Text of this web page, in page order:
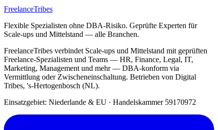
FreelanceTribes
Flexible Spezialisten ohne DBA-Risiko. Geprüfte Experten für
Scale-ups und Mittelstand — alle Branchen.
FreelanceTribes verbindet Scale-ups und Mittelstand mit geprüften
Freelance-Spezialisten und Teams — HR, Finance, Legal, IT,
Marketing, Management und mehr — DBA-konform via
Vermittlung oder Zwischeneinschaltung. Betrieben von Digital
Tribes, 's-Hertogenbosch (NL).
Einsatzgebiet: Niederlande & EU · Handelskammer 59170972